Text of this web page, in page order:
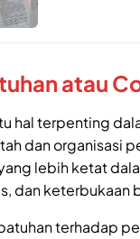
atau
hal terpenting
dan organisasi
lebih ketat
dan keterbukaan
terhadap